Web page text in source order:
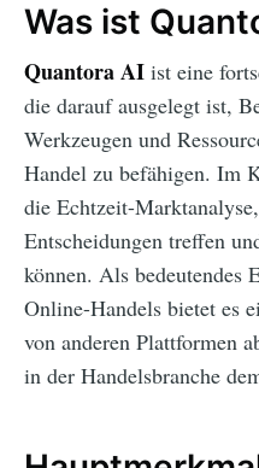
Was ist
Quantora AI ist eine
die darauf ausgelegt ist,
Werkzeugen und
Handel zu befähigen. Im
die Echtzeit-
Entscheidungen treffen
können. Als bedeutendes
Online-Handels bietet es
von anderen Plattformen
in der Handelsbranche